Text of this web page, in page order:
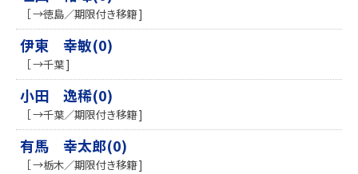
［ →徳島／期限付き移籍 ]
伊東 幸敏(0)
［ →千葉 ]
小田 逸稀(0)
［ →千葉／期限付き移籍 ]
有馬 幸太郎(0)
［ →栃木／期限付き移籍 ]